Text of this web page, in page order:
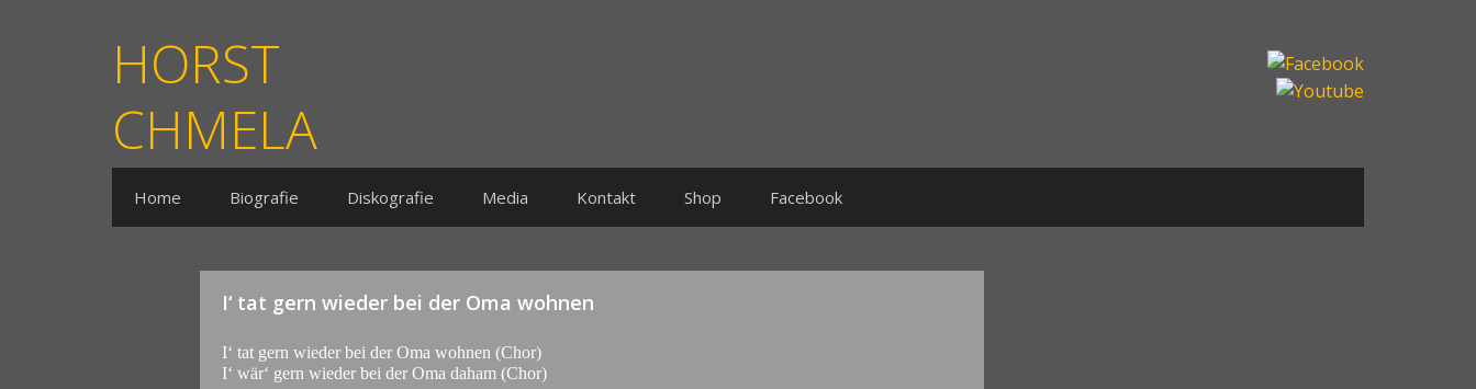
HORST
CHMELA
Home Biografie Diskografie Media Kontakt Shop Facebook
I‘ tat gern wieder bei der Oma wohnen
I‘ tat gern wieder bei der Oma wohnen (Chor)
I‘ wär‘ gern wieder bei der Oma daham (Chor)